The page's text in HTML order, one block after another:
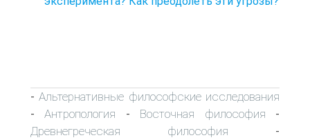
-Альтернативные философские исследования
-Антропология - Восточная философия -
Древнегреческая философия -